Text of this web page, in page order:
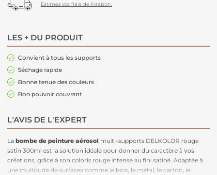
Estimez vos frais de livraison.
LES + DU PRODUIT
Convient à tous les supports
Séchage rapide
Bonne tenue des couleurs
Bon pouvoir couvrant
L'AVIS DE L'EXPERT
La bombe de peinture aérosol multi-supports DELKOLOR rouge
satin 300ml est la solution idéale pour donner du caractère à vos
créations, grâce à son coloris rouge intense au fini satiné. Adaptée à
une multitude de surfaces comme le bois, le métal, le carton, le